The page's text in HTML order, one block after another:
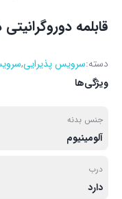
قابلمه
دسته:سرویس پذیرایی,
ویژگی‌ها
جنس بدنه
آلومینیوم
درب
دارد